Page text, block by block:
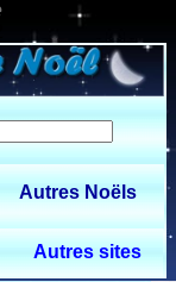
Autres Noëls
Autres sites